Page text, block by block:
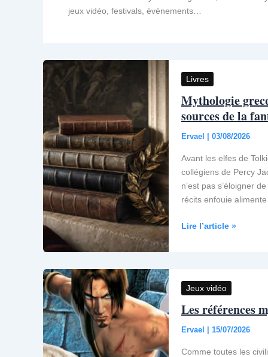
jeux vidéo, festivals, évènements…
Livres
Mythologie
sources de la
Ervael 03/08/2026
Avant les elfes de
collégiens de Percy
n’est pas s’éloigner
récits enfouie
Mythologie
livre
:
10
pour
remonter
Lire l’article »
Jeux vidéo
Les références
Ervael 15/07/2026
Comme toutes les